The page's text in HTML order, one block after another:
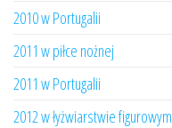
2010 w Portugalii
2011 w piłce nożnej
2011 w Portugalii
2012 w łyżwiarstwie figurowym